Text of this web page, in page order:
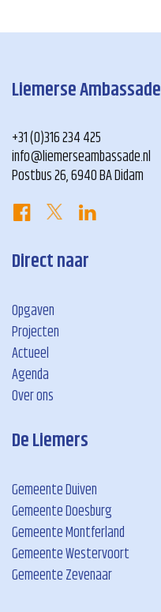
Liemerse Ambassade
+31 (0)316 234 425
info@liemerseambassade.nl
Postbus 26, 6940 BA Didam
Direct naar
Opgaven
Projecten
Actueel
Agenda
Over ons
De Liemers
Gemeente Duiven
Gemeente Doesburg
Gemeente Montferland
Gemeente Westervoort
Gemeente Zevenaar